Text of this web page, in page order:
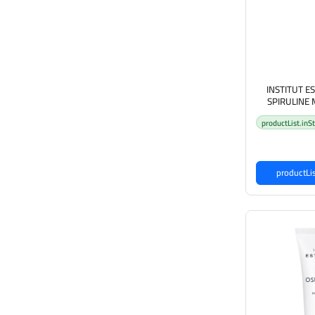
INSTITUT
SPIRULINE
INTENSIF
للعناية